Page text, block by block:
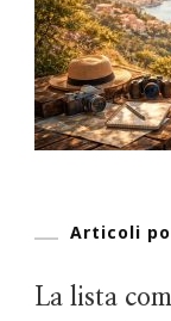
Articoli
La lista